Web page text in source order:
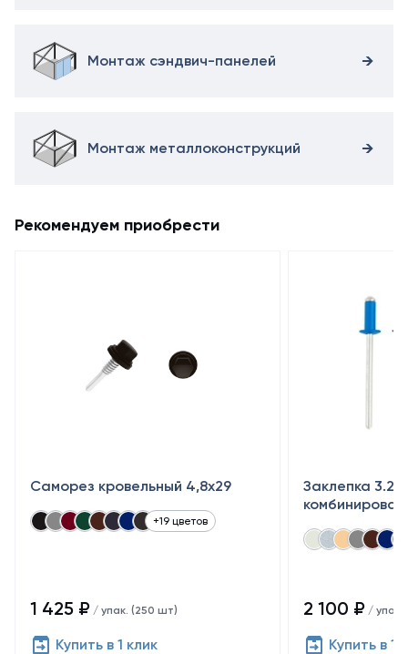
Монтаж сэндвич-панелей
Монтаж металлоконструкций
Рекомендуем приобрести
Саморез кровельный 4,8x29
+19 цветов
1 425 ₽ / упак. (250 шт)
Купить в 1 клик
Заклепка
2 100 ₽ / упак.
Купить в 1